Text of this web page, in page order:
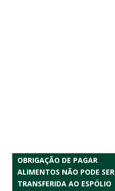
OBRIGAÇÃO DE PAGAR
ALIMENTOS NÃO PODE SER
TRANSFERIDA AO ESPÓLIO